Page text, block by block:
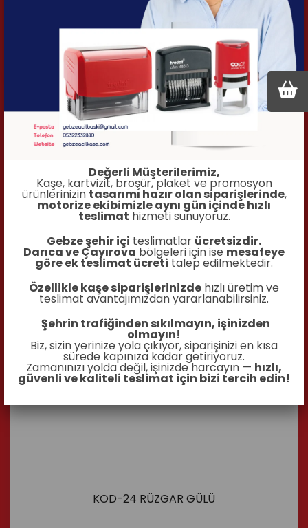
Değerli Müşterilerimiz,
Kaşe, kartvizit, broşür, plaket ve promosyon
ürünlerinizin tasarımı hazır olan siparişlerinde,
motorize ekibimizle aynı gün içinde hızlı
teslimat hizmeti sunuyoruz.
Gebze şehir içi teslimatlar ücretsizdir.
Darıca ve Çayırova bölgeleri için ise mesafeye
göre ek teslimat ücreti talep edilmektedir.
Özellikle kaşe siparişlerinizde hızlı üretim ve
teslimat avantajımızdan yararlanabilirsiniz.
Şehrin trafiğinden sıkılmayın, işinizden
olmayın!
Biz, sizin yerinize yola çıkıyor, siparişinizi en kısa
sürede kapınıza kadar getiriyoruz.
Zamanınızı yolda değil, işinizde harcayın — hızlı,
güvenli ve kaliteli teslimat için bizi tercih edin!
KOD-25 KAYGAN ZEMİN
İncele
KOD-24 RÜZGAR GÜLÜ